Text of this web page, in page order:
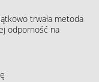
trwała metoda
odporność na